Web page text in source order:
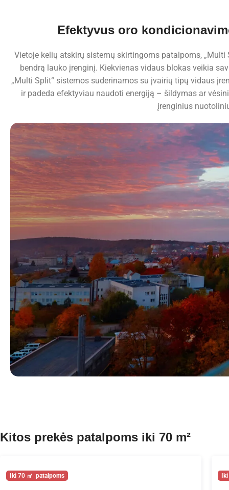
Efektyvus oro
Vietoje kelių atskirų sistemų skirtingoms patalpoms,
bendrą lauko įrenginį. Kiekvienas vidaus blokas veikia
„Multi Split“ sistemos suderinamos su įvairių tipų vidaus
ir padeda efektyviau naudoti energiją – šildymas ar
įrenginius
Kitos prekės patalpoms iki 70 m²
70